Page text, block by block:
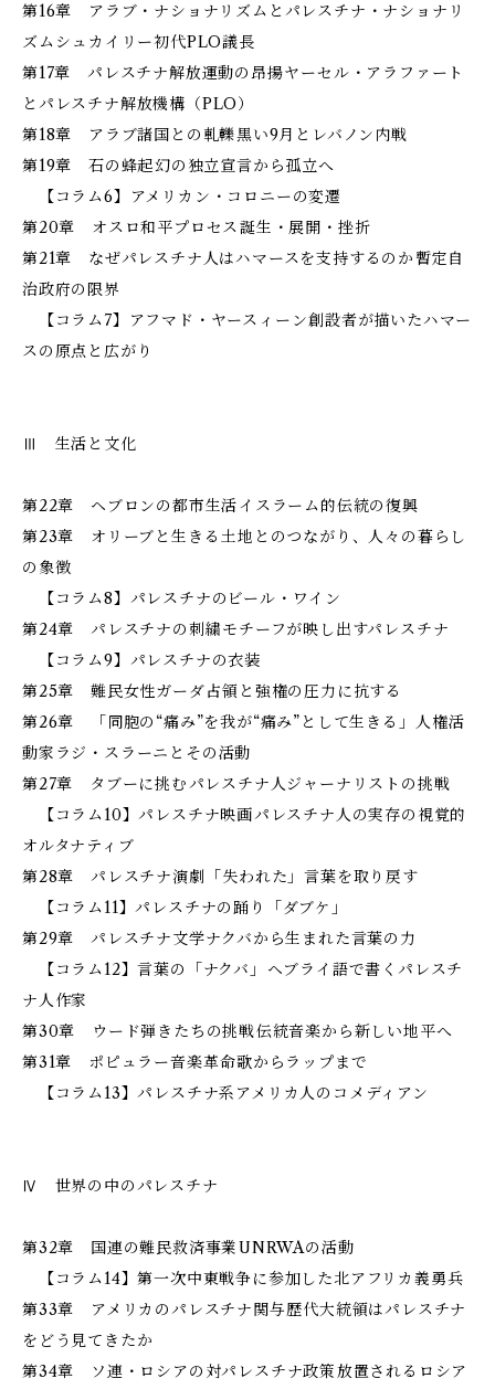
第16章 アラブ・ナショナリズムとパレスチナ・ナショナリ
ズム――シュカイリー初代PLO議長
第17章 パレスチナ解放運動の昂揚――ヤーセル・アラファート
とパレスチナ解放機構（PLO）
第18章 アラブ諸国との軋轢――黒い9月とレバノン内戦
第19章 石の蜂起――幻の独立宣言から孤立へ
【コラム6】アメリカン・コロニーの変遷
第20章 オスロ和平プロセス――誕生・展開・挫折
第21章 なぜパレスチナ人はハマースを支持するのか――暫定自
治政府の限界
【コラム7】アフマド・ヤースィーン――創設者が描いたハマー
スの原点と広がり
Ⅲ 生活と文化
第22章 ヘブロンの都市生活――イスラーム的伝統の復興
第23章 オリーブと生きる――土地とのつながり、人々の暮らし
の象徴
【コラム8】パレスチナのビール・ワイン
第24章 パレスチナの刺繍――モチーフが映し出すパレスチナ
【コラム9】パレスチナの衣装
第25章 難民女性ガーダ――占領と強権の圧力に抗する
第26章 「同胞の“痛み”を我が“痛み”として生きる」――人権活
動家ラジ・スラーニとその活動
第27章 タブーに挑む――パレスチナ人ジャーナリストの挑戦
【コラム10】パレスチナ映画――パレスチナ人の実存の視覚的
オルタナティブ
第28章 パレスチナ演劇――「失われた」言葉を取り戻す
【コラム11】パレスチナの踊り「ダブケ」
第29章 パレスチナ文学――ナクバから生まれた言葉の力
【コラム12】言葉の「ナクバ」――ヘブライ語で書くパレスチ
ナ人作家
第30章 ウード弾きたちの挑戦――伝統音楽から新しい地平へ
第31章 ポピュラー音楽――革命歌からラップまで
【コラム13】パレスチナ系アメリカ人のコメディアン
Ⅳ 世界の中のパレスチナ
第32章 国連の難民救済事業――UNRWAの活動
【コラム14】第一次中東戦争に参加した北アフリカ義勇兵
第33章 アメリカのパレスチナ関与――歴代大統領はパレスチナ
をどう見てきたか
第34章 ソ連・ロシアの対パレスチナ政策――放置されるロシア